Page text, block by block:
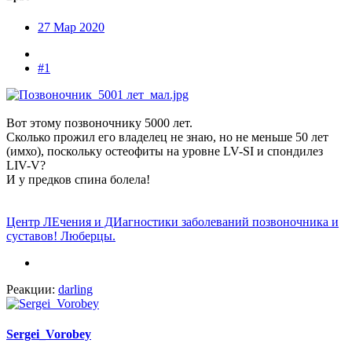
27 Мар 2020
#1
Вот этому позвоночнику 5000 лет.
Сколько прожил его владелец не знаю, но не меньше 50 лет
(имхо), поскольку остеофиты на уровне LV-SI и спондилез
LIV-V?
И у предков спина болела!
Центр ЛЕчения и ДИагностики заболеваний позвоночника и
суставов! Люберцы.
Реакции: darling
Sergei_Vorobey